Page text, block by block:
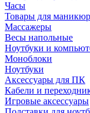
Часы
Товары для
Массажеры
Весы напольные
Ноутбуки и
Моноблоки
Ноутбуки
Аксессуары для ПК
Кабели и
Игровые аксессуары